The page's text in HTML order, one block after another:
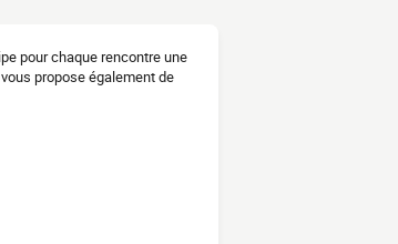
pour chaque rencontre une
propose également de